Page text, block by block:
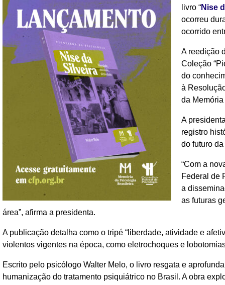
livro “Nise
ocorreu
ocorrido
A reedição
Coleção
do
à
da
A
registro
do futuro
“Com a
Federal de
a
as futuras
área”, afirma a presidenta.
A publicação detalha como o tripé “liberdade, atividade e
violentos vigentes na época, como eletrochoques e
Escrito pelo psicólogo Walter Melo, o livro resgata e
humanização do tratamento psiquiátrico no Brasil. A obra